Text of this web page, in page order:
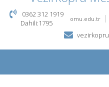
omu.edu.tr
0362 312 1919
Dahili:1795